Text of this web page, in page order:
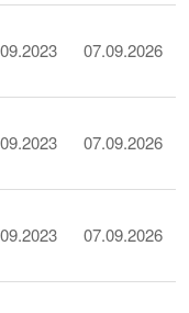
07.09.2026
07.09.2026
07.09.2026